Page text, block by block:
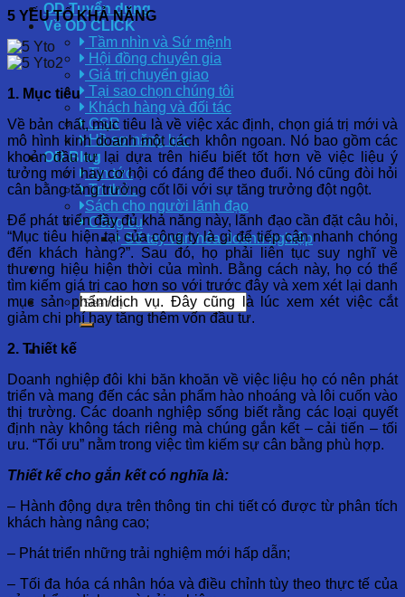
OD Tuyển dụng
Về OD CLICK
Tầm nhìn và Sứ mệnh
Hội đồng chuyên gia
Giá trị chuyển giao
Tại sao chọn chúng tôi
Khách hàng và đối tác
CSR
Hồ sơ năng lực
OD Blog
Tin tức
Tri thức
Sách cho người lãnh đạo
Công cụ
Sổ tay văn hóa doanh nghiệp
5 YẾU TỐ KHẢ NĂNG
1. Mục tiêu
Về bản chất, mục tiêu là về việc xác định, chọn giá trị mới và
mô hình kinh doanh một cách khôn ngoan. Nó bao gồm các
khoản đầu tư lại dựa trên hiểu biết tốt hơn về việc liệu ý
tưởng mới hay cơ hội có đáng để theo đuổi. Nó cũng đòi hỏi
cân bằng tăng trưởng cốt lõi với sự tăng trưởng đột ngột.
Để phát triển đầy đủ khả năng này, lãnh đạo cần đặt câu hỏi,
“Mục tiêu hiện tại của công ty là gì để tiếp cận nhanh chóng
đến khách hàng?”. Sau đó, họ phải liên tục suy nghĩ về
thương hiệu hiện thời của mình. Bằng cách này, họ có thể
tìm kiếm giá trị cao hơn so với trước đây và xem xét lại danh
mục sản phẩm/dịch vụ. Đây cũng là lúc xem xét việc cắt
giảm chi phí hay tăng thêm vốn đầu tư.
2. Thiết kế
Doanh nghiệp đôi khi băn khoăn về việc liệu họ có nên phát
triển và mang đến các sản phẩm hào nhoáng và lôi cuốn vào
thị trường. Các doanh nghiệp sống biết rằng các loại quyết
định này không tách riêng mà chúng gắn kết – cải tiến – tối
ưu. “Tối ưu” nằm trong việc tìm kiếm sự cân bằng phù hợp.
Thiết kế cho gắn kết có nghĩa là:
– Hành động dựa trên thông tin chi tiết có được từ phân tích
khách hàng nâng cao;
– Phát triển những trải nghiệm mới hấp dẫn;
– Tối đa hóa cá nhân hóa và điều chỉnh tùy theo thực tế của